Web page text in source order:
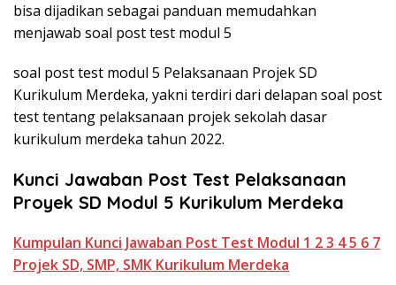
bisa dijadikan sebagai panduan memudahkan
menjawab soal post test modul 5
soal post test modul 5 Pelaksanaan Projek SD
Kurikulum Merdeka, yakni terdiri dari delapan soal post
test tentang pelaksanaan projek sekolah dasar
kurikulum merdeka tahun 2022.
Kunci Jawaban Post Test Pelaksanaan
Proyek SD Modul 5 Kurikulum Merdeka
Kumpulan Kunci Jawaban Post Test Modul 1 2 3 4 5 6 7
Projek SD, SMP, SMK Kurikulum Merdeka